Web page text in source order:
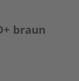
braun